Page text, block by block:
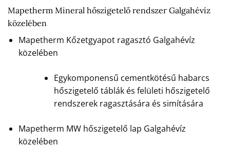
Mapetherm Mineral hőszigetelő rendszer Galgahévíz
közelében
Mapetherm Kőzetgyapot ragasztó Galgahévíz
közelében
Egykomponensű cementkötésű habarcs
hőszigetelő táblák és felületi hőszigetelő
rendszerek ragasztására és simítására
Mapetherm MW hőszigetelő lap Galgahévíz
közelében